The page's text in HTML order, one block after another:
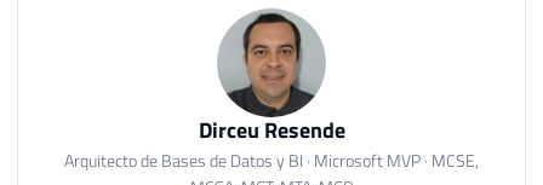
Dirceu Resende
Arquitecto de Bases de Datos y BI · Microsoft MVP · MCSE,